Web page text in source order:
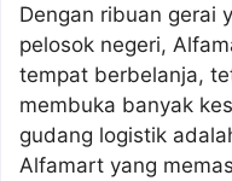
Dengan ribuan gerai
pelosok negeri,
tempat berbelanja,
membuka banyak
gudang logistik
Alfamart yang